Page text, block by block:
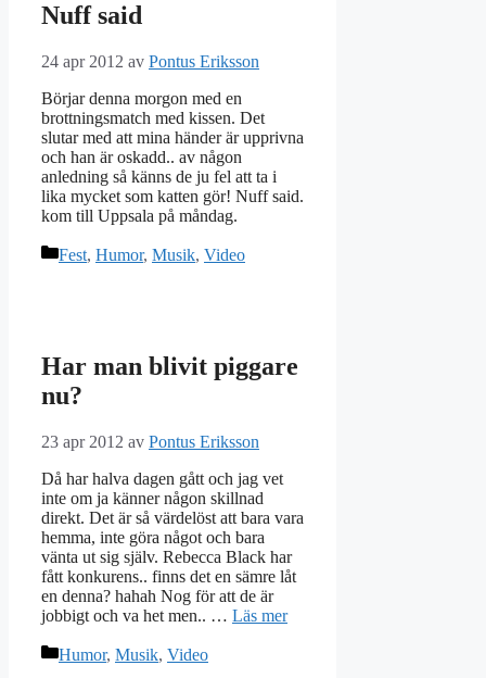
Nuff said
24 apr 2012 av Pontus Eriksson
Börjar denna morgon med en
brottningsmatch med kissen. Det
slutar med att mina händer är upprivna
och han är oskadd.. av någon
anledning så känns de ju fel att ta i
lika mycket som katten gör! Nuff said.
kom till Uppsala på måndag.
Kategorier
Fest, Humor, Musik, Video
Har man blivit piggare
nu?
23 apr 2012 av Pontus Eriksson
Då har halva dagen gått och jag vet
inte om ja känner någon skillnad
direkt. Det är så värdelöst att bara vara
hemma, inte göra något och bara
vänta ut sig själv. Rebecca Black har
fått konkurens.. finns det en sämre låt
en denna? hahah Nog för att de är
jobbigt och va het men.. … Läs mer
Kategorier
Humor, Musik, Video